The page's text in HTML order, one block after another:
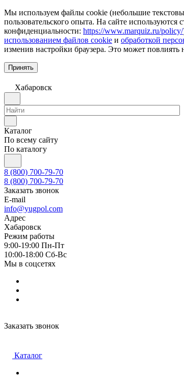
Мы используем файлы cookie (небольшие
пользовательского опыта. На сайте
конфиденциальности: https://www.marquiz.ru/policy/
использованием файлов cookie и обработкой
изменив настройки браузера. Это может
Принять
Хабаровск
Каталог
По всему сайту
По каталогу
8 (800) 700-79-70
8 (800) 700-79-70
Заказать звонок
E-mail
info@yugpol.com
Адрес
Хабаровск
Режим работы
9:00-19:00 Пн-Пт
10:00-18:00 Cб-Вс
Мы в соцсетях
Заказать звонок
Каталог